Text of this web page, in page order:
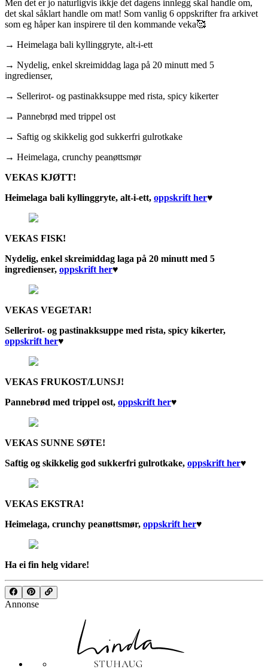
Men det er jo naturligvis ikkje det dagens innlegg skal handle om,
det skal såklart handle om mat! Som vanlig 6 oppskrifter fra arkivet
som eg håper kan inspirere til den kommande veka🥰
→ Heimelaga bali kyllinggryte, alt-i-ett
→ Nydelig, enkel skreimiddag laga på 20 minutt med 5
ingredienser,
→ Sellerirot- og pastinakksuppe med rista, spicy kikerter
→ Pannebrød med trippel ost
→ Saftig og skikkelig god sukkerfri gulrotkake
→ Heimelaga, crunchy peanøttsmør
VEKAS KJØTT!
Heimelaga bali kyllinggryte, alt-i-ett, oppskrift her♥︎
VEKAS FISK!
Nydelig, enkel skreimiddag laga på 20 minutt med 5
ingredienser, oppskrift her♥︎
VEKAS VEGETAR!
Sellerirot- og pastinakksuppe med rista, spicy kikerter,
oppskrift her♥︎
VEKAS FRUKOST/LUNSJ!
Pannebrød med trippel ost, oppskrift her♥︎
VEKAS SUNNE SØTE!
Saftig og skikkelig god sukkerfri gulrotkake, oppskrift her♥︎
VEKAS EKSTRA!
Heimelaga, crunchy peanøttsmør, oppskrift her♥︎
Ha ei fin helg vidare!
Annonse